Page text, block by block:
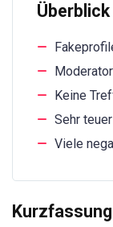
Überblick
Keine
Sehr teuer
Viele